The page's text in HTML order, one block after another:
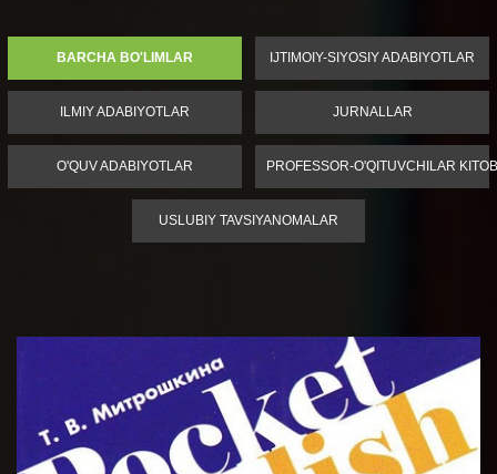
BARCHA BO'LIMLAR IJTIMOIY-SIYOSIY ADABIYOTLAR
ILMIY ADABIYOTLAR JURNALLAR
O'QUV ADABIYOTLAR PROFESSOR-O'QITUVCHILAR
USLUBIY TAVSIYANOMALAR